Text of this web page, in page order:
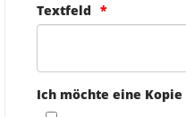
Textfeld
Ich möchte eine